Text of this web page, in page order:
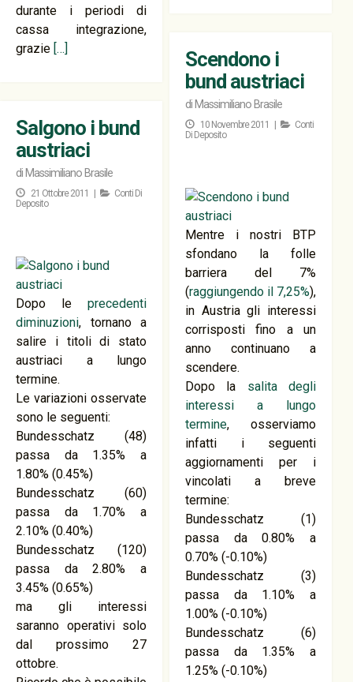
durante i periodi di
cassa integrazione,
grazie […]
Scendono i
bund austriaci
di Massimiliano Brasile
10 Novembre 2011 |
Conti
Di Deposito
Mentre i nostri BTP
sfondano la folle
barriera del 7%
(raggiungendo il 7,25%),
in Austria gli interessi
corrisposti fino a un
anno continuano a
scendere.
Dopo la salita degli
interessi a lungo
termine, osserviamo
infatti i seguenti
aggiornamenti per i
vincolati a breve
termine:
Bundesschatz (1)
passa da 0.80% a
0.70% (-0.10%)
Bundesschatz (3)
passa da 1.10% a
1.00% (-0.10%)
Bundesschatz (6)
passa da 1.35% a
1.25% (-0.10%)
Salgono i bund
austriaci
di Massimiliano Brasile
21 Ottobre 2011 |
Conti Di
Deposito
Dopo leprecedenti
diminuzioni, tornano a
salire i titoli di stato
austriaci a lungo
termine.
Le variazioni osservate
sono le seguenti:
Bundesschatz (48)
passa da 1.35% a
1.80% (0.45%)
Bundesschatz (60)
passa da 1.70% a
2.10% (0.40%)
Bundesschatz (120)
passa da 2.80% a
3.45% (0.65%)
ma gli interessi
saranno operativi solo
dal prossimo 27
ottobre.